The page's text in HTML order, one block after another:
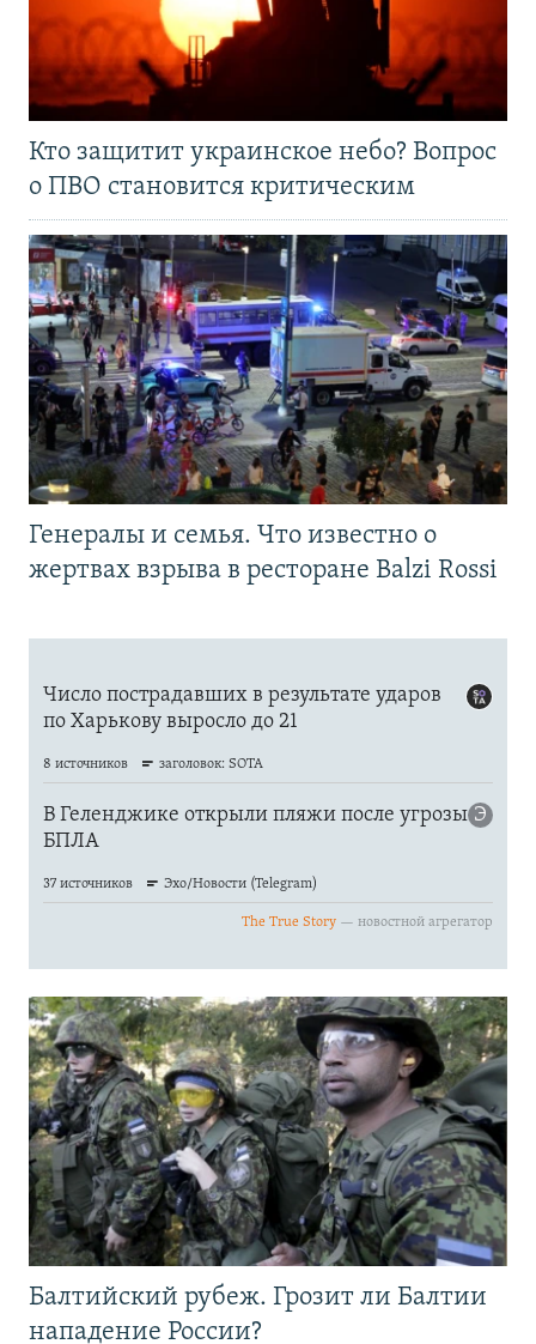
Кто защитит украинское небо? Вопрос
о ПВО становится критическим
Генералы и семья. Что известно о
жертвах взрыва в ресторане Balzi Rossi
Балтийский рубеж. Грозит ли Балтии
нападение России?